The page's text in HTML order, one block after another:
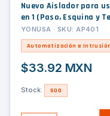
Nuevo Aislador para
en 1 (Paso, Esquina y
YONUSA · SKU: AP401
Automatización e Intrusión
$33.92 MXN
Stock: 500